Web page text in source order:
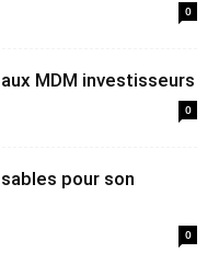
0
MDM investisseurs
0
pour son
0